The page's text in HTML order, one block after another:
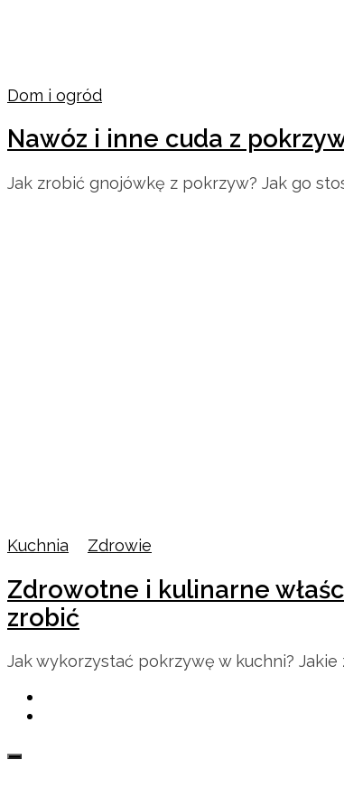
Dom i ogród
Nawóz i inne cuda z
Jak zrobić gnojówkę z pokrzyw? Jak go
Kuchnia Zdrowie
Zdrowotne i kulinarne
zrobić
Jak wykorzystać pokrzywę w kuchni?